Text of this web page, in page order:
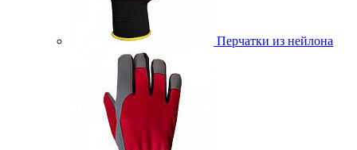
Перчатки из нейлона